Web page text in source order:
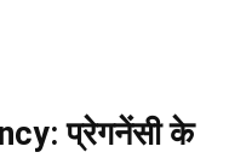
प्रेगनेंसी के